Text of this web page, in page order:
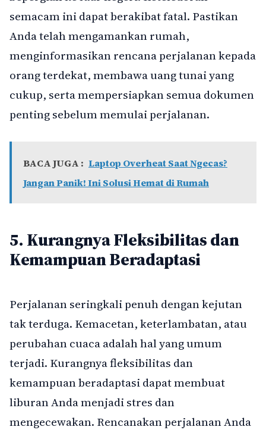
semacam ini dapat berakibat fatal. Pastikan
Anda telah mengamankan rumah,
menginformasikan rencana perjalanan kepada
orang terdekat, membawa uang tunai yang
cukup, serta mempersiapkan semua dokumen
penting sebelum memulai perjalanan.
BACA JUGA : Laptop Overheat Saat Ngecas?
Jangan Panik! Ini Solusi Hemat di Rumah
5. Kurangnya Fleksibilitas dan
Kemampuan Beradaptasi
Perjalanan seringkali penuh dengan kejutan
tak terduga. Kemacetan, keterlambatan, atau
perubahan cuaca adalah hal yang umum
terjadi. Kurangnya fleksibilitas dan
kemampuan beradaptasi dapat membuat
liburan Anda menjadi stres dan
mengecewakan. Rencanakan perjalanan Anda